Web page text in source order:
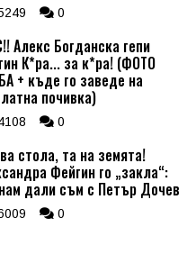
0
Алекс Богданска гепи
К*ра... за к*ра! (ФОТО
+ къде го заведе на
почивка)
0
стола, та на земята!
Фейгин го „закла“:
дали съм с Петър Дочев
0